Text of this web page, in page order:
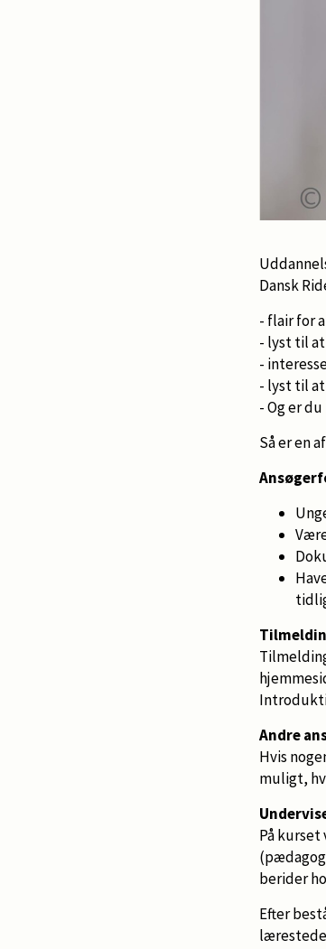
Dansk
- flair for
- lyst til
-
- lyst til
- Og er
Så er en
Andre
Hvis
muligt,
På
berider
Efter